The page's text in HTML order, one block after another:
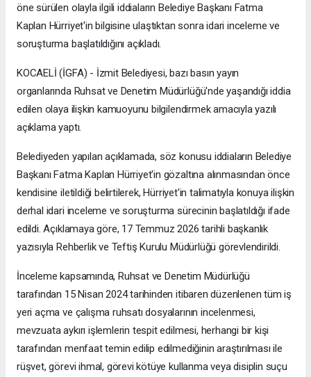
öne sürülen olayla ilgili iddiaların Belediye Başkanı Fatma
Kaplan Hürriyet'in bilgisine ulaştıktan sonra idari inceleme ve
soruşturma başlatıldığını açıkladı.
KOCAELİ (İGFA) - İzmit Belediyesi, bazı basın yayın
organlarında Ruhsat ve Denetim Müdürlüğü'nde yaşandığı iddia
edilen olaya ilişkin kamuoyunu bilgilendirmek amacıyla yazılı
açıklama yaptı.
Belediyeden yapılan açıklamada, söz konusu iddiaların Belediye
Başkanı Fatma Kaplan Hürriyet'in gözaltına alınmasından önce
kendisine iletildiği belirtilerek, Hürriyet'in talimatıyla konuya ilişkin
derhal idari inceleme ve soruşturma sürecinin başlatıldığı ifade
edildi. Açıklamaya göre, 17 Temmuz 2026 tarihli başkanlık
yazısıyla Rehberlik ve Teftiş Kurulu Müdürlüğü görevlendirildi.
İnceleme kapsamında, Ruhsat ve Denetim Müdürlüğü
tarafından 15 Nisan 2024 tarihinden itibaren düzenlenen tüm iş
yeri açma ve çalışma ruhsatı dosyalarının incelenmesi,
mevzuata aykırı işlemlerin tespit edilmesi, herhangi bir kişi
tarafından menfaat temin edilip edilmediğinin araştırılması ile
rüşvet, görevi ihmal, görevi kötüye kullanma veya disiplin suçu